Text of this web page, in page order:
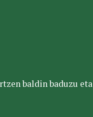
baldin baduzu eta